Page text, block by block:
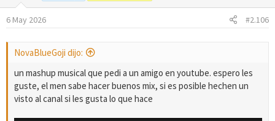
e
6 May 2026 #2.106
NovaBlueGoji dijo:
un mashup musical que pedi a un amigo en youtube. espero les
guste, el men sabe hacer buenos mix, si es posible hechen un
visto al canal si les gusta lo que hace